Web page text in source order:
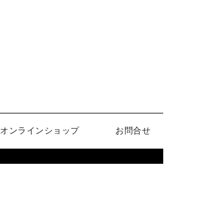
オンラインショップ お問合せ